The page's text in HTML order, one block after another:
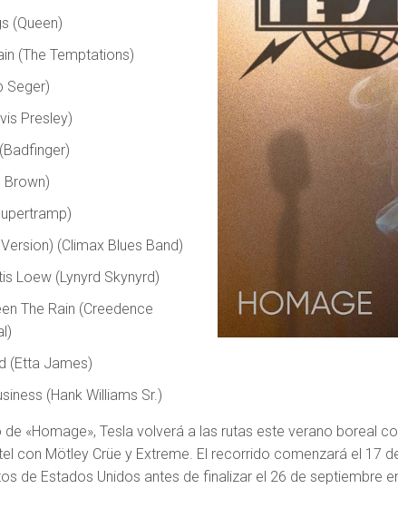
(Queen)
(The Temptations)
Seger)
Presley)
Brown)
(Climax Blues Band)
Loew (Lynyrd Skynyrd)
The Rain (Creedence
(Etta James)
(Hank Williams Sr.)
«Homage», Tesla volverá a las rutas este verano boreal
con Mötley Crüe y Extreme. El recorrido comenzará el 17
de Estados Unidos antes de finalizar el 26 de septiembre